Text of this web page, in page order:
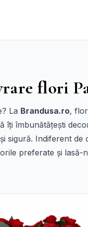
flori
La Brandusa.ro,
îți îmbunătățești
sigură. Indiferent
preferate și lasă-